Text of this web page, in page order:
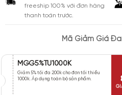
freeship 100% với đơn hàng
thanh toán trước.
Mã Giảm Giá
MGG5%TU1000K
Giảm 5% tối đa 200k cho đơn tối thiểu
1000k. Áp dụng toàn bộ sản phẩm.